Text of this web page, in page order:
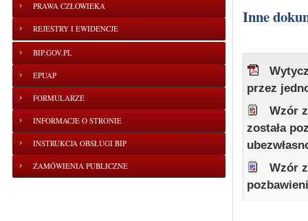
PRAWA CZŁOWIEKA
REJESTRY I EWIDENCJE
BIP.GOV.PL
EPUAP
FORMULARZE
INFORMACJE O STRONIE
INSTRUKCJA OBSŁUGI BIP
ZAMÓWIENIA PUBLICZNE
Inne
przez
Wzór
została
Wzór